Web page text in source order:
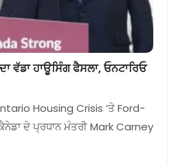
ਵੱਡਾ ਹਾਊਸਿੰਗ ਫੈਸਲਾ, ਓਨਟਾਰਿਓ
Housing Crisis ‘ਤੇ Ford-
ਦੇ ਪ੍ਰਧਾਨ ਮੰਤਰੀ Mark Carney